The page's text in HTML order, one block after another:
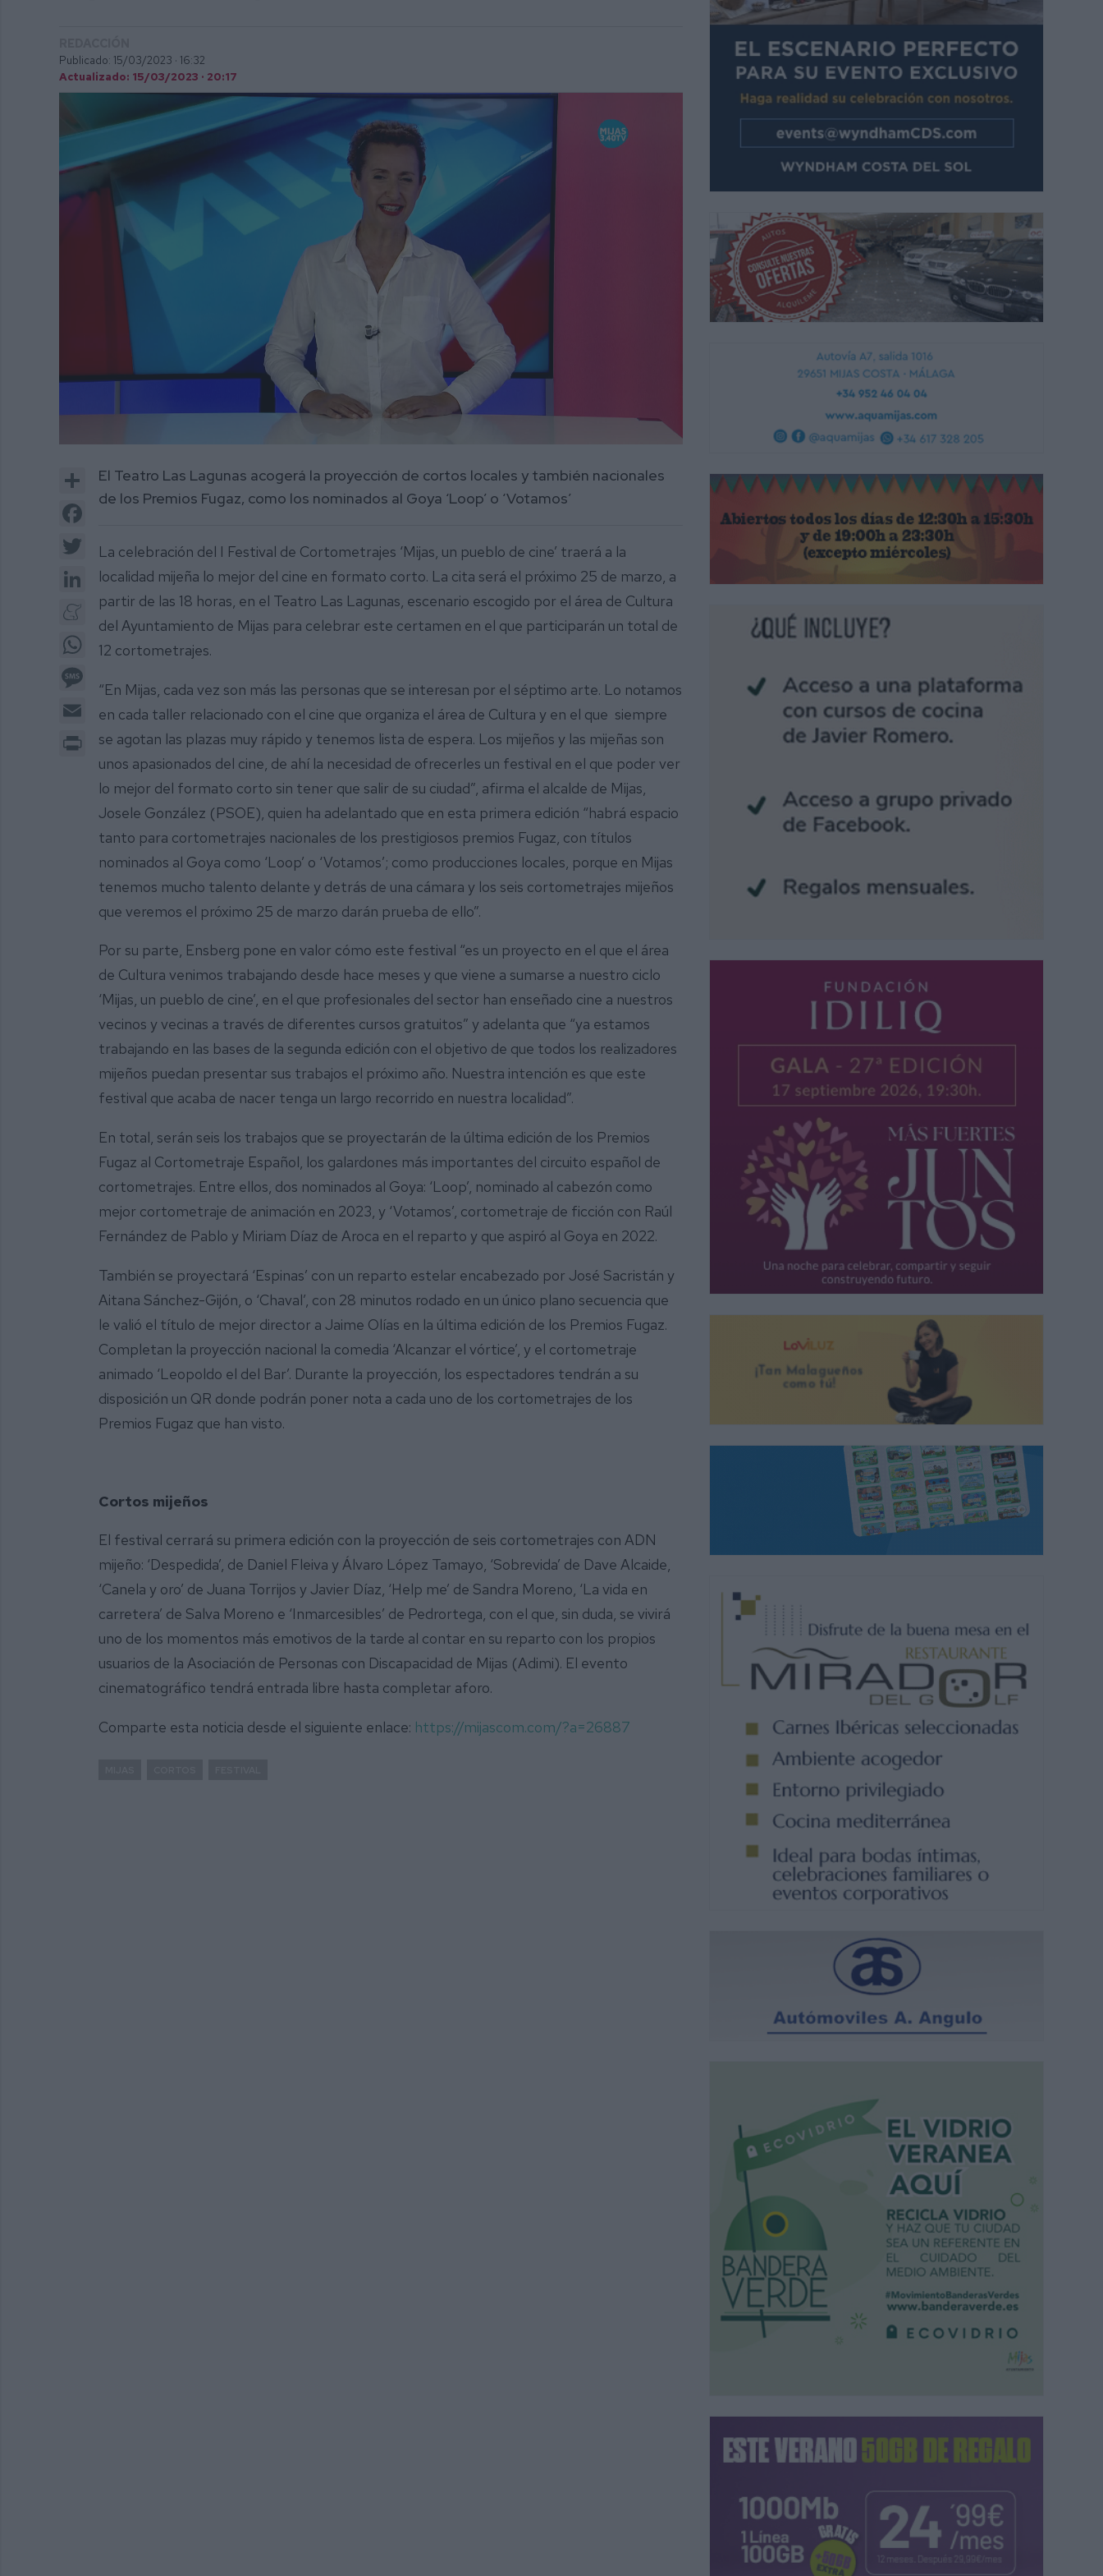
Publicado: 15/03/2023 · 16:32
Actualizado: 15/03/2023 · 20:17
3
minutes,
16
seconds
Share
Facebook
LinkedIn
Meneame
WhatsApp
Print
El Teatro Las Lagunas acogerá la proyección de cortos locales y también nacionales
de los Premios Fugaz, como los nominados al Goya ‘Loop’ o ‘Votamos’
La celebración del I Festival de Cortometrajes ‘Mijas, un pueblo de cine’ traerá a la
localidad mijeña lo mejor del cine en formato corto. La cita será el próximo 25 de marzo, a
partir de las 18 horas, en el Teatro Las Lagunas, escenario escogido por el área de Cultura
del Ayuntamiento de Mijas para celebrar este certamen en el que participarán un total de
12 cortometrajes.
“En Mijas, cada vez son más las personas que se interesan por el séptimo arte. Lo notamos
en cada taller relacionado con el cine que organiza el área de Cultura y en el que siempre
se agotan las plazas muy rápido y tenemos lista de espera. Los mijeños y las mijeñas son
unos apasionados del cine, de ahí la necesidad de ofrecerles un festival en el que poder ver
lo mejor del formato corto sin tener que salir de su ciudad”, afirma el alcalde de Mijas,
Josele González (PSOE), quien ha adelantado que en esta primera edición “habrá espacio
tanto para cortometrajes nacionales de los prestigiosos premios Fugaz, con títulos
nominados al Goya como ‘Loop’ o ‘Votamos’; como producciones locales, porque en Mijas
tenemos mucho talento delante y detrás de una cámara y los seis cortometrajes mijeños
que veremos el próximo 25 de marzo darán prueba de ello”.
Por su parte, Ensberg pone en valor cómo este festival “es un proyecto en el que el área
de Cultura venimos trabajando desde hace meses y que viene a sumarse a nuestro ciclo
‘Mijas, un pueblo de cine’, en el que profesionales del sector han enseñado cine a nuestros
vecinos y vecinas a través de diferentes cursos gratuitos” y adelanta que “ya estamos
trabajando en las bases de la segunda edición con el objetivo de que todos los realizadores
mijeños puedan presentar sus trabajos el próximo año. Nuestra intención es que este
festival que acaba de nacer tenga un largo recorrido en nuestra localidad”.
En total, serán seis los trabajos que se proyectarán de la última edición de los Premios
Fugaz al Cortometraje Español, los galardones más importantes del circuito español de
cortometrajes. Entre ellos, dos nominados al Goya: ‘Loop’, nominado al cabezón como
mejor cortometraje de animación en 2023, y ‘Votamos’, cortometraje de ficción con Raúl
Fernández de Pablo y Miriam Díaz de Aroca en el reparto y que aspiró al Goya en 2022.
También se proyectará ‘Espinas’ con un reparto estelar encabezado por José Sacristán y
Aitana Sánchez-Gijón, o ‘Chaval’, con 28 minutos rodado en un único plano secuencia que
le valió el título de mejor director a Jaime Olías en la última edición de los Premios Fugaz.
Completan la proyección nacional la comedia ‘Alcanzar el vórtice’, y el cortometraje
animado ‘Leopoldo el del Bar’. Durante la proyección, los espectadores tendrán a su
disposición un QR donde podrán poner nota a cada uno de los cortometrajes de los
Premios Fugaz que han visto.
Cortos mijeños
El festival cerrará su primera edición con la proyección de seis cortometrajes con ADN
mijeño: ‘Despedida’, de Daniel Fleiva y Álvaro López Tamayo, ‘Sobrevida’ de Dave Alcaide,
‘Canela y oro’ de Juana Torrijos y Javier Díaz, ‘Help me’ de Sandra Moreno, ‘La vida en
carretera’ de Salva Moreno e ‘Inmarcesibles’ de Pedrortega, con el que, sin duda, se vivirá
uno de los momentos más emotivos de la tarde al contar en su reparto con los propios
usuarios de la Asociación de Personas con Discapacidad de Mijas (Adimi). El evento
cinematográfico tendrá entrada libre hasta completar aforo.
Comparte esta noticia desde el siguiente enlace: https://mijascom.com/?a=26887